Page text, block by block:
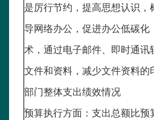
是厉行节约，提高思想认识，
导网络办公，促进办公低碳化
术，通过电子邮件、即时通讯
文件和资料，减少文件资料的
部门整体支出绩效情况
预算执行方面：支出总额比预